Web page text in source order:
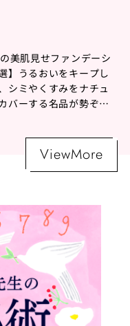
の美肌見せファンデーシ
】うるおいをキープし
シミやくすみをナチュ
バーする名品が勢ぞろ
ViewMore